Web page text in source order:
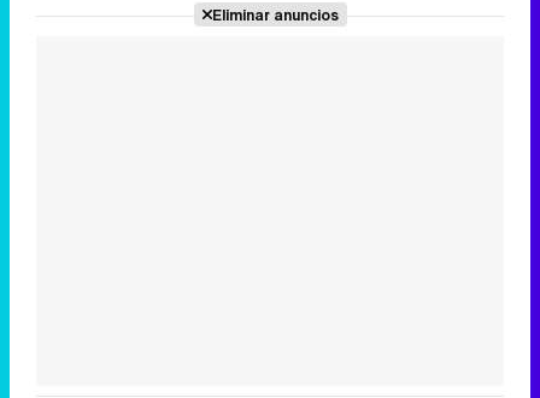
Eliminar anuncios